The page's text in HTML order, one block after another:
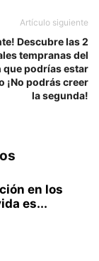
Artículo siguiente
Descubre las 2
tempranas del
que podrías estar
¡No podrás creer
la segunda!
en los
es...